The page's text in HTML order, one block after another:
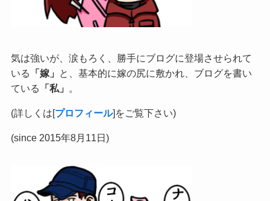
気は強いが、涙もろく、勝手にブログに登場させられて
いる
「嫁」
と、基本的に嫁の尻に敷かれ、ブログを書い
ている
「私」 。
(詳しくは[プロフィール]をご覧下さい)
(since 2015年8月11日)